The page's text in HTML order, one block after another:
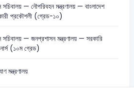
সচিবালয় — নৌপরিবহন মন্ত্রণালয় — বাংলাদেশ
প্রকৌশলী (গ্রেড-১০)
সচিবালয় — জনপ্রশাসন মন্ত্রণালয় — সরকারি
(১০ম গ্রেড)
মন্ত্রণালয়